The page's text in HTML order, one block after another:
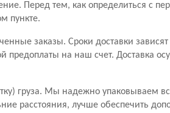
Перед тем, как определиться с
пункте.
заказы. Сроки доставки
предоплаты на наш счет. Доставка
груза. Мы надежно упаковываем
расстояния, лучше обеспечить